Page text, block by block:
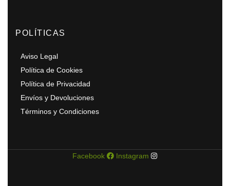
POLÍTICAS
Aviso Legal
Política de Cookies
Política de Privacidad
Envíos y Devoluciones
Términos y Condiciones
Facebook Instagram